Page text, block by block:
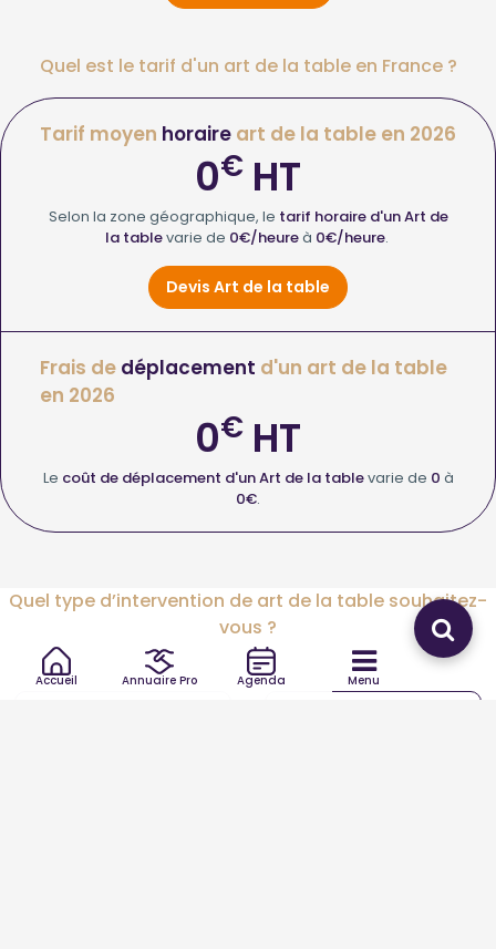
Accueil Annuaire Pro Agenda Menu
Quel est le tarif d'un art de la table en France ?
Tarif moyen horaire art de la table en 2026
0€ HT
Selon la zone géographique, le tarif horaire d'un Art de
la tablevarie de 0€/heureà 0€/heure.
Devis Art de la table
Frais de déplacement d'un art de la table
en 2026
0€ HT
Le coût de déplacement d'un Art de la tablevarie de 0 à
0€.
Quel type d’intervention de art de la table souhaitez-
vous ?